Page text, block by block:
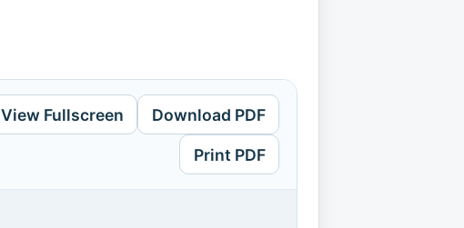
View Fullscreen Download PDF
Print PDF